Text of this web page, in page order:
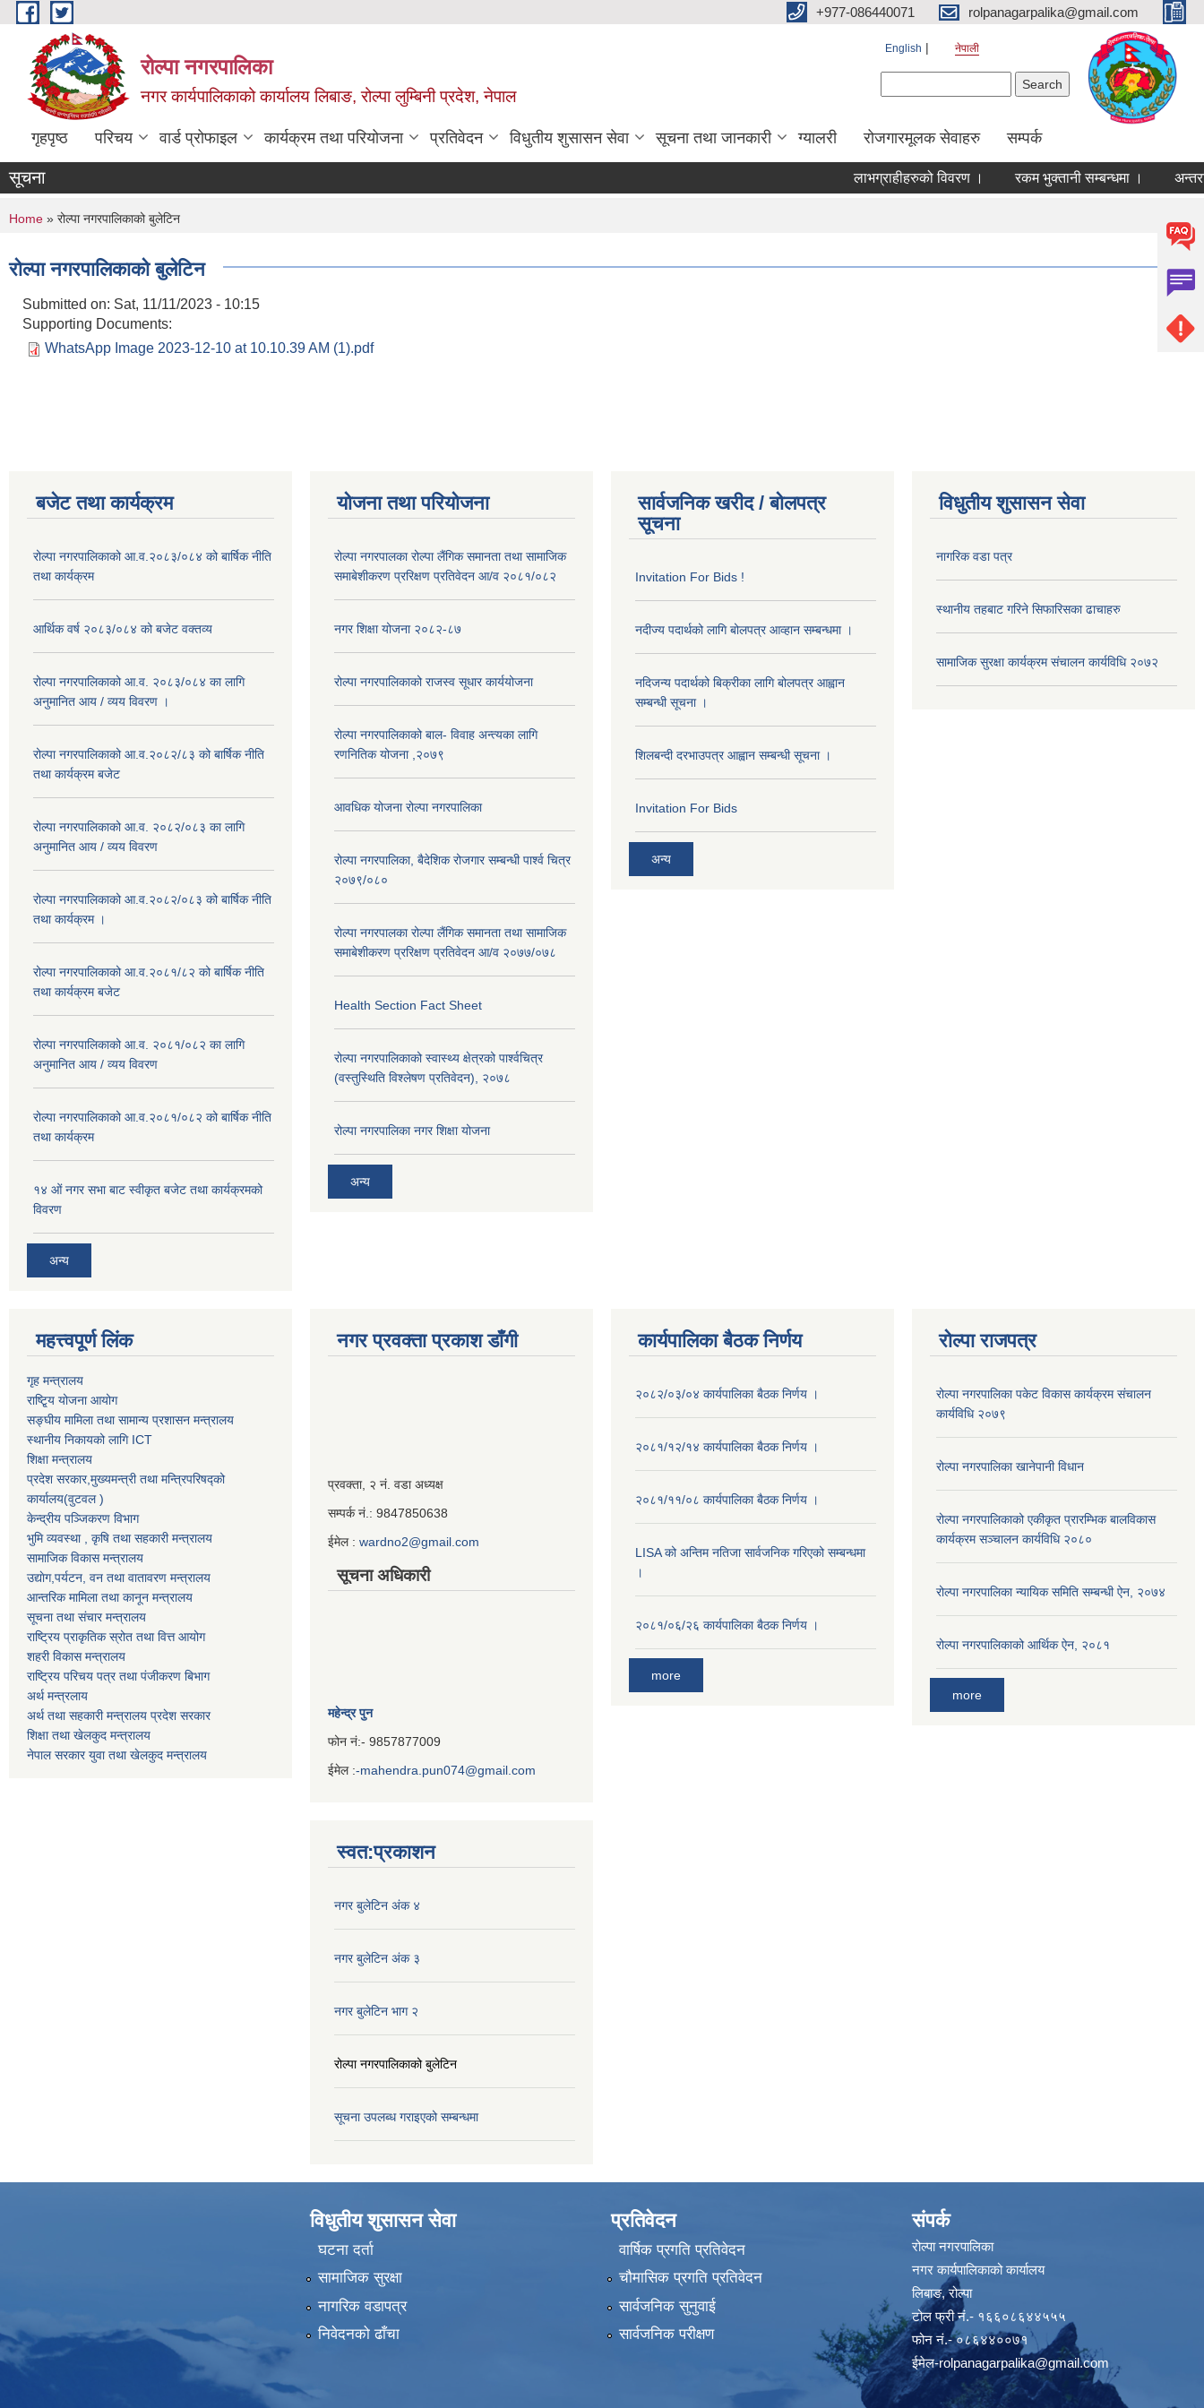
Skip to main content +977-086440071 rolpanagarpalika@gmail.com
रोल्पा नगरपालिका
नगर कार्यपालिकाको कार्यालय लिबाङ, रोल्पा लुम्बिनी प्रदेश, नेपाल
English नेपाली
गृहपृष्ठ परिचय वार्ड प्रोफाइल कार्यक्रम तथा परियोजना प्रतिवेदन विधुतीय शुसासन सेवा सूचना तथा जानकारी ग्यालरी रोजगारमूलक सेवाहरु सम्पर्क
सूचना लाभग्राहीहरुको विवरण । रकम भुक्तानी सम्बन्धमा ।
You are here
Home » रोल्पा नगरपालिकाको बुलेटिन
रोल्पा नगरपालिकाको बुलेटिन
Submitted on: Sat, 11/11/2023 - 10:15
Supporting Documents:
WhatsApp Image 2023-12-10 at 10.10.39 AM (1).pdf
बजेट तथा कार्यक्रम
रोल्पा नगरपालिकाको आ.व.२०८३/०८४ को बार्षिक नीति
तथा कार्यक्रम
आर्थिक वर्ष २०८३/०८४ को बजेट वक्तव्य
रोल्पा नगरपालिकाको आ.व. २०८३/०८४ का लागि
अनुमानित आय / व्यय विवरण ।
रोल्पा नगरपालिकाको आ.व.२०८२/८३ को बार्षिक नीति
तथा कार्यक्रम बजेट
रोल्पा नगरपालिकाको आ.व. २०८२/०८३ का लागि
अनुमानित आय / व्यय विवरण
रोल्पा नगरपालिकाको आ.व.२०८२/०८३ को बार्षिक नीति
तथा कार्यक्रम ।
रोल्पा नगरपालिकाको आ.व.२०८१/८२ को बार्षिक नीति
तथा कार्यक्रम बजेट
रोल्पा नगरपालिकाको आ.व. २०८१/०८२ का लागि
अनुमानित आय / व्यय विवरण
रोल्पा नगरपालिकाको आ.व.२०८१/०८२ को बार्षिक नीति
तथा कार्यक्रम
१४ ओं नगर सभा बाट स्वीकृत बजेट तथा कार्यक्रमको
विवरण
अन्य
योजना तथा परियोजना
रोल्पा नगरपालका रोल्पा लैंगिक समानता तथा सामाजिक
समाबेशीकरण प्ररिक्षण प्रतिवेदन आ/व २०८१/०८२
नगर शिक्षा योजना २०८२-८७
रोल्पा नगरपालिकाको राजस्व सूधार कार्ययोजना
रोल्पा नगरपालिकाको बाल- विवाह अन्त्यका लागि
रणनितिक योजना ,२०७९
आवधिक योजना रोल्पा नगरपालिका
रोल्पा नगरपालिका, बैदेशिक रोजगार सम्बन्धी पार्श्व चित्र
२०७९/०८०
रोल्पा नगरपालका रोल्पा लैंगिक समानता तथा सामाजिक
समाबेशीकरण प्ररिक्षण प्रतिवेदन आ/व २०७७/०७८
Health Section Fact Sheet
रोल्पा नगरपालिकाको स्वास्थ्य क्षेत्रको पार्श्वचित्र
(वस्तुस्थिति विश्लेषण प्रतिवेदन), २०७८
रोल्पा नगरपालिका नगर शिक्षा योजना
अन्य
सार्वजनिक खरीद / बोलपत्र
सूचना
Invitation For Bids !
नदीज्य पदार्थको लागि बोलपत्र आव्हान सम्बन्धमा ।
नदिजन्य पदार्थको बिक्रीका लागि बोलपत्र आह्वान
सम्बन्धी सूचना ।
शिलबन्दी दरभाउपत्र आह्वान सम्बन्धी सूचना ।
Invitation For Bids
अन्य
विधुतीय शुसासन सेवा
नागरिक वडा पत्र
स्थानीय तहबाट गरिने सिफारिसका ढाचाहरु
सामाजिक सुरक्षा कार्यक्रम संचालन कार्यविधि २०७२
महत्त्वपूर्ण लिंक
गृह मन्त्रालय
राष्टि्ृय योजना आयोग
सङ्घीय मामिला तथा सामान्य प्रशासन मन्त्रालय
स्थानीय निकायको लागि ICT
शिक्षा मन्त्रालय
प्रदेश सरकार,मुख्यमन्त्री तथा मन्त्रिपरिषद्को
कार्यालय(वुटवल )
केन्द्रीय पञ्जिकरण विभाग
भुमि व्यवस्था , कृषि तथा सहकारी मन्त्रालय
सामाजिक विकास मन्त्रालय
उद्याेग,पर्यटन, वन तथा वातावरण मन्त्रालय
आन्तरिक मामिला तथा कानून मन्त्रालय
सूचना तथा संचार मन्त्रालय
राष्ट्रिय प्राकृतिक स्रोत तथा वित्त आयोग
शहरी विकास मन्त्रालय
राष्ट्रिय परिचय पत्र तथा पंजीकरण बिभाग
अर्थ मन्त्रलाय
अर्थ तथा सहकारी मन्त्रालय प्रदेश सरकार
शिक्षा तथा खेलकुद मन्‍‍त्रालय
नेपाल सरकार युवा तथा खेलकुद मन्त्रालय
नगर प्रवक्ता प्रकाश डाँगी
Iframe
Generator
प्रवक्ता, २ नं. वडा अध्यक्ष
सम्पर्क नं.: 9847850638
ईमेल : wardno2@gmail.com
सूचना अधिकारी
महेन्द्र पुन
फोन नं:- 9857877009
ईमेल :-mahendra.pun074@gmail.com
स्वत:प्रकाशन
नगर बुलेटिन अंक ४
नगर बुलेटिन अंक ३
नगर बुलेटिन भाग २
रोल्पा नगरपालिकाको बुलेटिन
सूचना उपलब्ध गराइएको सम्बन्धमा
कार्यपालिका बैठक निर्णय
२०८२/०३/०४ कार्यपालिका बैठक निर्णय ।
२०८१/१२/१४ कार्यपालिका बैठक निर्णय ।
२०८१/११/०८ कार्यपालिका बैठक निर्णय ।
LISA को अन्तिम नतिजा सार्वजनिक गरिएको सम्बन्धमा
।
२०८१/०६/२६ कार्यपालिका बैठक निर्णय ।
more
रोल्पा राजपत्र
रोल्पा नगरपालिका पकेट विकास कार्यक्रम संचालन
कार्यविधि २०७९
रोल्पा नगरपालिका खानेपानी विधान
रोल्पा नगरपालिकाको एकीकृत प्रारम्भिक बालविकास
कार्यक्रम सञ्चालन कार्यविधि २०८०
रोल्पा नगरपालिका न्यायिक समिति सम्बन्धी ऐन, २०७४
रोल्पा नगरपालिकाको आर्थिक ऐन, २०८१
more
विधुतीय शुसासन सेवा
घटना दर्ता
सामाजिक सुरक्षा
नागरिक वडापत्र
निवेदनको ढाँचा
प्रतिवेदन
वार्षिक प्रगति प्रतिवेदन
चौमासिक प्रगति प्रतिवेदन
सार्वजनिक सुनुवाई
सार्वजनिक परीक्षण
संपर्क
रोल्पा नगरपालिका
नगर कार्यपालिकाको कार्यालय
लिबाङ, रोल्पा
टोल फ्री नं.- १६६०८६४४५५५
फोन नं.- ०८६४४००७१
ईमेल-rolpanagarpalika@gmail.com